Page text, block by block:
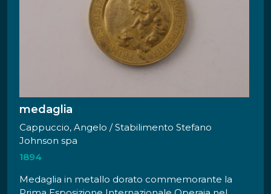
medaglia
Cappuccio, Angelo / Stabilimento Stefano
Johnson spa
1894
Medaglia in metallo dorato commemorante la